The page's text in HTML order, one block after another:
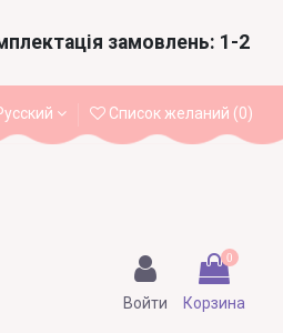
замовлень: 1-2
Список желаний (0)
Войти
0
Корзина